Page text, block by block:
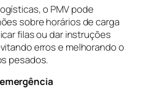
o PMV pode
sobre horários de carga
filas ou dar instruções
erros e melhorando o
pesados.